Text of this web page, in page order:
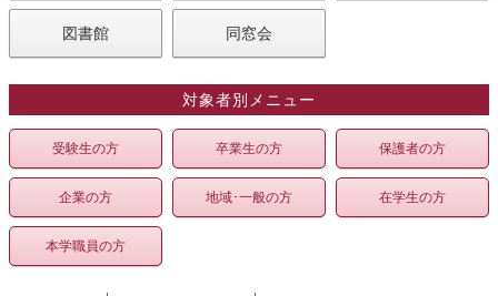
図書館 同窓会
対象者別メニュー
受験生の方 卒業生の方 保護者の方
企業の方 地域･一般の方 在学生の方
本学職員の方